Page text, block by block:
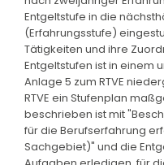
Entgeltstufe in die
(Erfahrungsstufe)
Tätigkeiten und ihre
Entgeltstufen ist in einem
Anlage 5 zum RTVE
RTVE ein Stufenplan
beschrieben ist mit
für die Berufserfahrung
Sachgebiet)" und die